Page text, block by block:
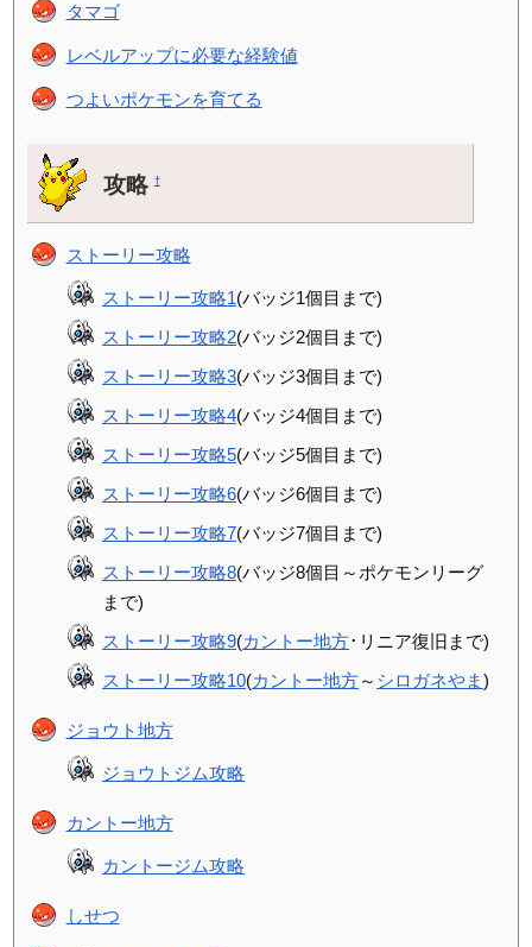
タマゴ
レベルアップに必要な経験値
つよいポケモンを育てる
攻略†
ストーリー攻略
ストーリー攻略1(バッジ1個目まで)
ストーリー攻略2(バッジ2個目まで)
ストーリー攻略3(バッジ3個目まで)
ストーリー攻略4(バッジ4個目まで)
ストーリー攻略5(バッジ5個目まで)
ストーリー攻略6(バッジ6個目まで)
ストーリー攻略7(バッジ7個目まで)
ストーリー攻略8(バッジ8個目～ポケモンリーグ
まで)
ストーリー攻略9(カントー地方･リニア復旧まで)
ストーリー攻略10(カントー地方～ シロガネやま)
ジョウト地方
ジョウトジム攻略
カントー地方
カントージム攻略
しせつ